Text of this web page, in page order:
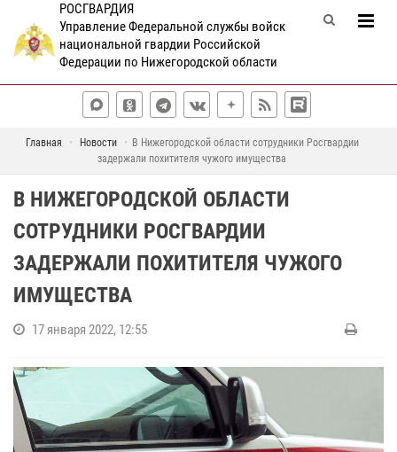
РОСГВАРДИЯ
Управление Федеральной службы войск
национальной гвардии Российской
Федерации по Нижегородской области
Главная Новости
В Нижегородской области сотрудники Росгвардии
задержали похитителя чужого имущества
В НИЖЕГОРОДСКОЙ ОБЛАСТИ
СОТРУДНИКИ РОСГВАРДИИ
ЗАДЕРЖАЛИ ПОХИТИТЕЛЯ ЧУЖОГО
ИМУЩЕСТВА
17 января 2022, 12:55